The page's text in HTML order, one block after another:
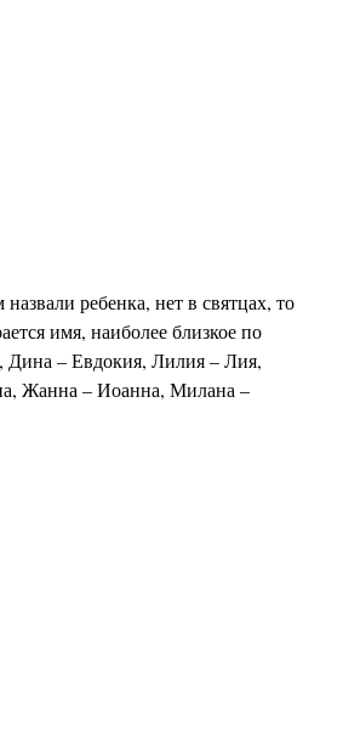
ребенка, нет в святцах, то
имя, наиболее близкое по
Дина – Евдокия, Лилия – Лия,
Жанна – Иоанна, Милана –